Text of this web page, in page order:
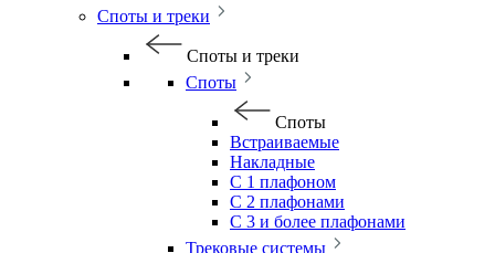
Споты и треки
Споты и треки
Споты
Споты
Встраиваемые
Накладные
С 1 плафоном
С 2 плафонами
С 3 и более плафонами
Трековые системы